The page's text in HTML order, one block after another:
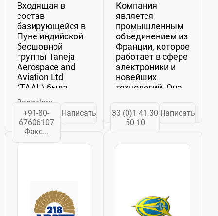
Входящая в
состав
базирующейся в
Пуне индийской
бесшовной
группы Taneja
Aerospace and
Aviation Ltd
(TAAL) была
основана в 1994
году как первая
частная
компания в
производству
самолетов.
Видение
компании...
Bangalore
+91-80-
67606107
Факс...
Написать
Компания
является
промышленным
объединением из
Франции, которое
работает в сфере
электроники и
новейших
технологий. Она
чуть более 10 лет
назад и на
данный момент
из крупнейших
33 (0)1 41 30
50 10
Написать